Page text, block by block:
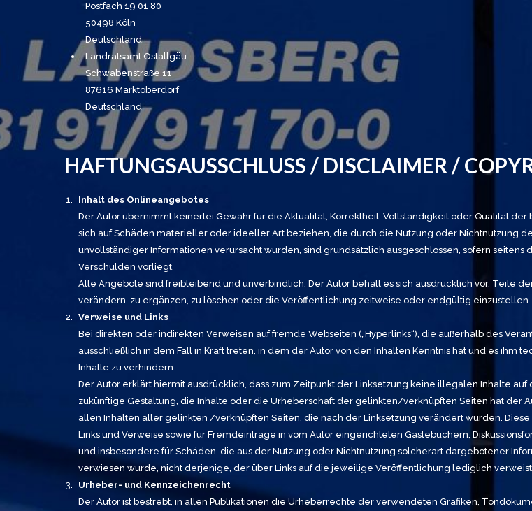
Postfach 19 01 80
50498 Köln
Deutschland
Landratsamt Ostallgäu
Schwabenstraße 11
87616 Marktoberdorf
Deutschland
HAFTUNGSAUSSCHLUSS / DISCLAIMER /
Inhalt des Onlineangebotes
Der Autor übernimmt keinerlei Gewähr für die Aktualität, Korrektheit, Vollständigkeit oder Qualität
sich auf Schäden materieller oder ideeller Art beziehen, die durch die Nutzung oder Nichtnutzung
unvollständiger Informationen verursacht wurden, sind grundsätzlich ausgeschlossen, sofern seitens
Verschulden vorliegt.
Alle Angebote sind freibleibend und unverbindlich. Der Autor behält es sich ausdrücklich vor, Teile
verändern, zu ergänzen, zu löschen oder die Veröffentlichung zeitweise oder endgültig einzustellen.
Verweise und Links
Bei direkten oder indirekten Verweisen auf fremde Webseiten („Hyperlinks“), die außerhalb des
ausschließlich in dem Fall in Kraft treten, in dem der Autor von den Inhalten Kenntnis hat und es
Inhalte zu verhindern.
Der Autor erklärt hiermit ausdrücklich, dass zum Zeitpunkt der Linksetzung keine illegalen Inhalte
zukünftige Gestaltung, die Inhalte oder die Urheberschaft der gelinkten/verknüpften Seiten hat der
allen Inhalten aller gelinkten /verknüpften Seiten, die nach der Linksetzung verändert wurden.
Links und Verweise sowie für Fremdeinträge in vom Autor eingerichteten Gästebüchern,
und insbesondere für Schäden, die aus der Nutzung oder Nichtnutzung solcherart dargebotener
verwiesen wurde, nicht derjenige, der über Links auf die jeweilige Veröffentlichung lediglich
Urheber- und Kennzeichenrecht
Der Autor ist bestrebt, in allen Publikationen die Urheberrechte der verwendeten Grafiken,